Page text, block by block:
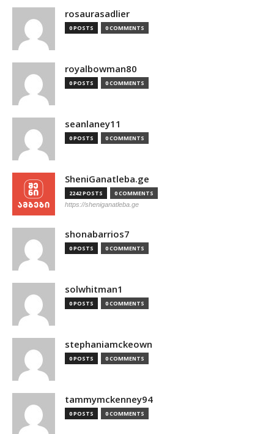
rosaurasadlier
0 POSTS 0 COMMENTS
royalbowman80
0 POSTS 0 COMMENTS
seanlaney11
0 POSTS 0 COMMENTS
SheniGanatleba.ge
2242 POSTS 0 COMMENTS
https://sheniganatleba.ge
shonabarrios7
0 POSTS 0 COMMENTS
solwhitman1
0 POSTS 0 COMMENTS
stephaniamckeown
0 POSTS 0 COMMENTS
tammymckenney94
0 POSTS 0 COMMENTS